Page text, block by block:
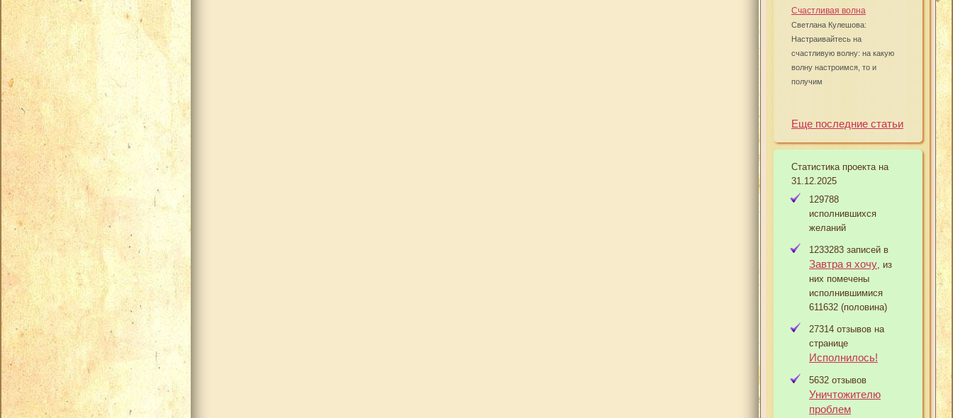
Счастливая волна
Светлана Кулешова:
Настраивайтесь на
счастливую волну: на какую
волну настроимся, то и
получим
Еще последние статьи
Статистика проекта на
31.12.2025
129788
исполнившихся
желаний
1233283 записей в
Завтра я хочу , из
них помечены
исполнившимися
611632 (половина)
27314 отзывов на
странице
Исполнилось!
5632 отзывов
Уничтожителю
проблем